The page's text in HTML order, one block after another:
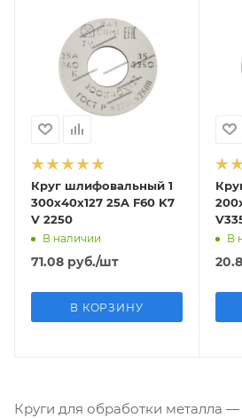
Круг шлифовальный 1
300х40х127 25A F60 K7
V 2250
В наличии
71.08 руб./шт
В КОРЗИНУ
В
Круги для обработки металла —